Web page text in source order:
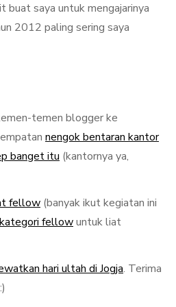
buat saya untuk mengajarinya
2012 paling sering saya
temen blogger ke
nengok bentaran kantor
banget itu (kantornya ya,
fellow (banyak ikut kegiatan ini
kategori fellowuntuk liat
hari ultah di Jogja. Terima